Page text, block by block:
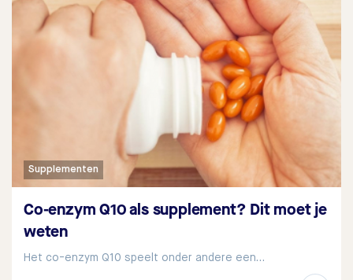
Supplementen
Co-enzym Q10 als supplement? Dit moet je
weten
Het co-enzym Q10 speelt onder andere een…